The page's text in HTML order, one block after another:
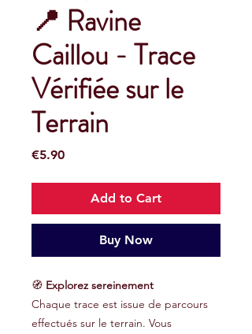
📍 Ravine
Caillou - Trace
Vérifiée sur le
Terrain
€5.90Price
Add to Cart
Buy Now
🧭 Explorez sereinement
Chaque trace est issue de parcours
effectués sur le terrain. Vous